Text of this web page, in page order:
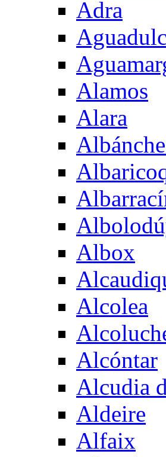
Adra
Alamos
Alara
Albox
Alcolea
Alcóntar
Alcudia
Aldeire
Alfaix